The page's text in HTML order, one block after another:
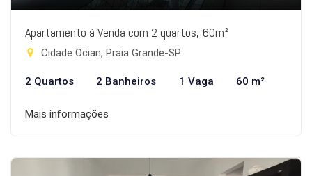
Apartamento à Venda com 2 quartos, 60m²
Cidade Ocian, Praia Grande-SP
2 Quartos 2 Banheiros 1 Vaga 60 m²
Mais informações